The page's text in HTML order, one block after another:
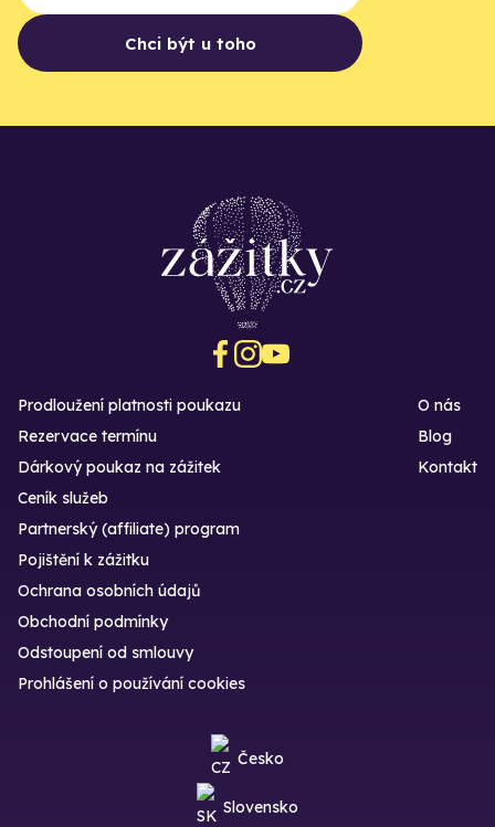
Chci být u toho
Prodloužení platnosti poukazu
Rezervace termínu
Dárkový poukaz na zážitek
O nás
Blog
Kontakt
Ceník služeb
Partnerský (affiliate) program
Pojištění k zážitku
Ochrana osobních údajů
Obchodní podmínky
Odstoupení od smlouvy
Prohlášení o používání cookies
Česko
Slovensko